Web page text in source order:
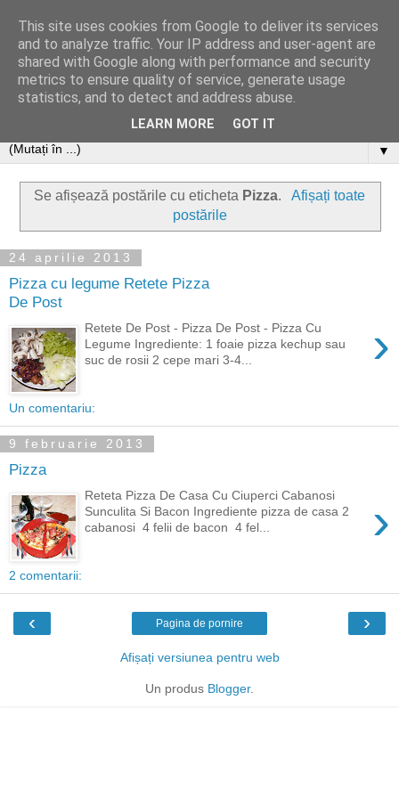
▼
Se afișează postările cu eticheta Pizza.
Afișați toate
postările
24 aprilie 2013
Pizza cu legume Retete Pizza
De Post
›
Retete De Post - Pizza De Post - Pizza Cu
Legume Ingrediente: 1 foaie pizza kechup sau
suc de rosii 2 cepe mari 3-4...
Un comentariu:
9 februarie 2013
Pizza
›
Reteta Pizza De Casa Cu Ciuperci Cabanosi
Sunculita Si Bacon Ingrediente pizza de casa 2
cabanosi 4 felii de bacon 4 fel...
2 comentarii:
‹ ›
Pagina de pornire
Afișați versiunea pentru web
Un produs Blogger.
This site uses cookies from Google to deliver its services
and to analyze traffic. Your IP address and user-agent are
shared with Google along with performance and security
metrics to ensure quality of service, generate usage
statistics, and to detect and address abuse.
LEARN MORE GOT IT